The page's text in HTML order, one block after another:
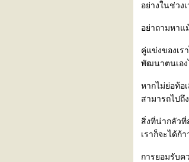
อย่างในช่วง
อย่าถามหาแ
คู่แข่งของเร
พัฒนาตนเอง
หากไม่ย่อท้อ
สามารถไปถึ
สิ่งที่น่ากลัวที่
เราก็จะได้ก้
การยอมรับค